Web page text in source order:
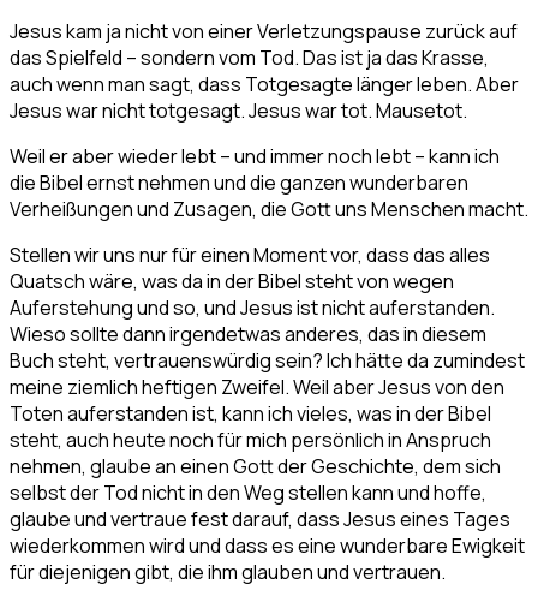
Jesus kam ja nicht von einer Verletzungspause zurück auf
das Spielfeld – sondern vom Tod. Das ist ja das Krasse,
auch wenn man sagt, dass Totgesagte länger leben. Aber
Jesus war nicht totgesagt. Jesus war tot. Mausetot.
Weil er aber wieder lebt – und immer noch lebt – kann ich
die Bibel ernst nehmen und die ganzen wunderbaren
Verheißungen und Zusagen, die Gott uns Menschen macht.
Stellen wir uns nur für einen Moment vor, dass das alles
Quatsch wäre, was da in der Bibel steht von wegen
Auferstehung und so, und Jesus ist nicht auferstanden.
Wieso sollte dann irgendetwas anderes, das in diesem
Buch steht, vertrauenswürdig sein? Ich hätte da zumindest
meine ziemlich heftigen Zweifel. Weil aber Jesus von den
Toten auferstanden ist, kann ich vieles, was in der Bibel
steht, auch heute noch für mich persönlich in Anspruch
nehmen, glaube an einen Gott der Geschichte, dem sich
selbst der Tod nicht in den Weg stellen kann und hoffe,
glaube und vertraue fest darauf, dass Jesus eines Tages
wiederkommen wird und dass es eine wunderbare Ewigkeit
für diejenigen gibt, die ihm glauben und vertrauen.